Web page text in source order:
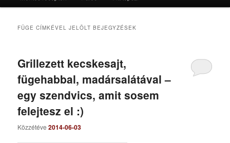
elsődleges
másodlagos
FÜGE CÍMKÉVEL JELÖLT BEJEGYZÉSEK
Grillezett kecskesajt,
fügehabbal, madársalátával –
egy szendvics, amit sosem
felejtesz el :)
Közzétéve2014-06-03